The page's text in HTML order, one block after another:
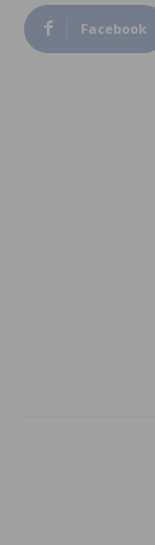
Facebook